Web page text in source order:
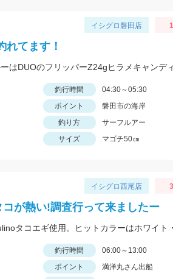
イシグロ磐田店
れてます！
はDUOのフリッパーZ24gヒラメキャンデ
釣行時間
04:30～05:30
ポイント
磐田市の海岸
釣り方
サーフルアー
サイズ マゴチ50㎝
イシグロ西尾店
が熱い!調査行って来ましたー
タコエギ使用。ヒットカラーはホワイト
釣行時間
06:00～13:00
ポイント
満洋丸さん出船